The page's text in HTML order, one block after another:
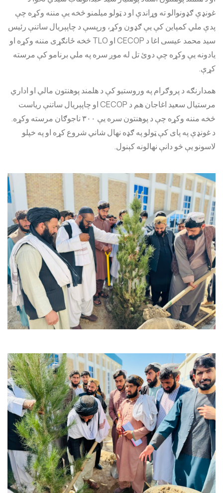
غونډې ګډونوالو ته وړاندې او د ټولو میلمنو څخه یې مننه وکړه چې
پدې ملي کمپاین کې یې ګډون وکړ، ورپسې د چاپېریال ساتنې رئیس
سید محمد عیسی اغا د CECOP او TLO څخه ځانګړی مننه وکړه او
یادونه یې وکړه چې دوئ تل له موږ سره په ملي برنامو کې مرسته
کړې.
همدارنګه د پروګرام په وروستیو کې د هلمند پوهنتون مالي او اداري
مرستیال سعید اغاجان هم د CECOP او چاپېریال ساتنې ریاست
څخه مننه وکړه چې د پوهنتون سره یې ۳۰۰ ناجوګان مرسته وکړه.
د غونډې په پای کې ټولو په ګډه نهال شاني شروع کړه او په خپلو
لاسونو یې څو دانې نهالونه کېنول.